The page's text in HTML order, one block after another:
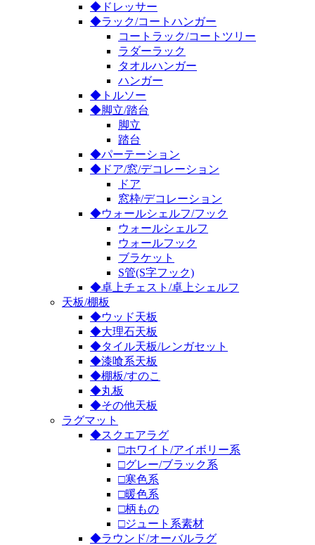
◆ドレッサー
◆ラック/コートハンガー
コートラック/コートツリー
ラダーラック
タオルハンガー
ハンガー
◆トルソー
◆脚立/踏台
脚立
踏台
◆パーテーション
◆ドア/窓/デコレーション
ドア
窓枠/デコレーション
◆ウォールシェルフ/フック
ウォールシェルフ
ウォールフック
ブラケット
S管(S字フック)
◆卓上チェスト/卓上シェルフ
天板/棚板
◆ウッド天板
◆大理石天板
◆タイル天板/レンガセット
◆漆喰系天板
◆棚板/すのこ
◆丸板
◆その他天板
ラグマット
◆スクエアラグ
□ホワイト/アイボリー系
□グレー/ブラック系
□寒色系
□暖色系
□柄もの
□ジュート系素材
◆ラウンド/オーバルラグ